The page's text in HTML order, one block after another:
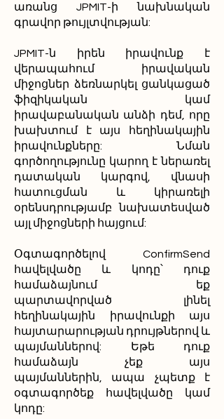
առանց JPMIT-ի նախնական
գրավոր թույլտվության:
JPMIT-ն իրեն իրավունք է
վերապահում իրավական
միջոցներ ձեռնարկել ցանկացած
ֆիզիկական կամ
իրավաբանական անձի դեմ, որը
խախտում է այս հեղինակային
իրավունքները: Նման
գործողությունը կարող է ներառել
դատական կարգով, վնասի
հատուցման և կիրառելի
օրենսդրությամբ նախատեսված
այլ միջոցների հայցում:
Օգտագործելով ConfirmSend
հավելվածը և կոդը՝ դուք
համաձայնում եք
պարտավորված լինել
հեղինակային իրավունքի այս
հայտարարության դրույթներով և
պայմաններով: Եթե դուք
համաձայն չեք այս
պայմաններին, ապա չպետք է
օգտագործեք հավելվածը կամ
կոդը: